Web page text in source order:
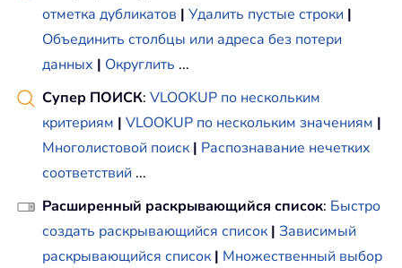
отметка дубликатов | Удалить пустые строки |
Объединить столбцы или адреса без потери
данных | Округлить ...
Супер ПОИСК: VLOOKUP по нескольким
критериям | VLOOKUP по нескольким значениям |
Многолистовой поиск | Распознавание нечетких
соответствий ...
Расширенный раскрывающийся список: Быстро
создать раскрывающийся список | Зависимый
раскрывающийся список | Множественный выбор